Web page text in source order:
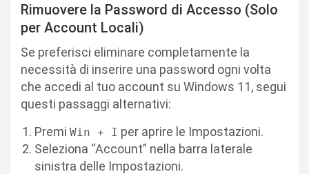
Rimuovere la Password di Accesso (Solo
per Account Locali)
Se preferisci eliminare completamente la
necessità di inserire una password ogni volta
che accedi al tuo account su Windows 11, segui
questi passaggi alternativi:
Premi Win + I per aprire le Impostazioni.
Seleziona “Account” nella barra laterale
sinistra delle Impostazioni.